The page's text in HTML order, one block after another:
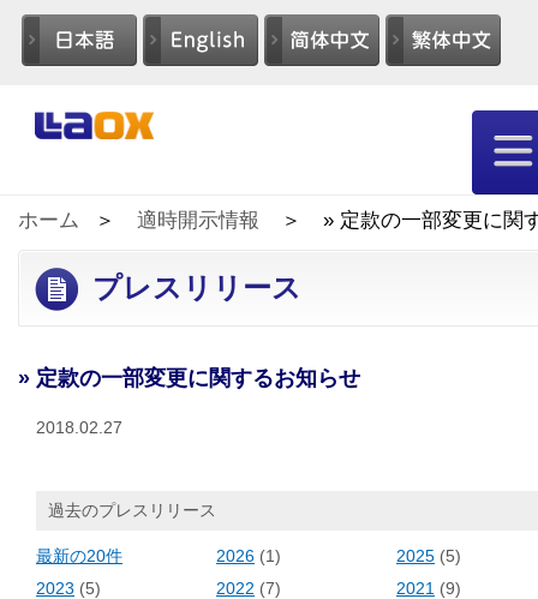
ホーム 適時開示情報 » 定款の一部変更に関
プレスリリース
» 定款の一部変更に関するお知らせ
2018.02.27
過去のプレスリリース
最新の20件 2026 (1) 2025 (5)
2023 (5) 2022 (7) 2021 (9)